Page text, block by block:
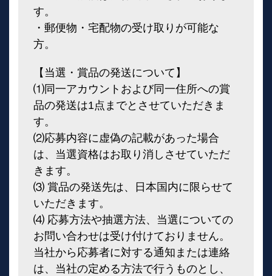
す。
・郵便物・宅配物の受け取りが可能な
方。
【当選・賞品の発送について】
⑴同一アカウントおよび同一住所への賞
品の発送は1点までとさせていただきま
す。
⑵応募内容に虚偽の記載があった場合
は、当選資格はお取り消しさせていただ
きます。
⑶ 賞品の発送先は、日本国内に限らせて
いただきます。
⑷ 応募方法や抽選方法、当選についての
お問い合わせは受け付けておりません。
当社から応募者に対する通知または連絡
は、当社の定める方法で行うものとし、